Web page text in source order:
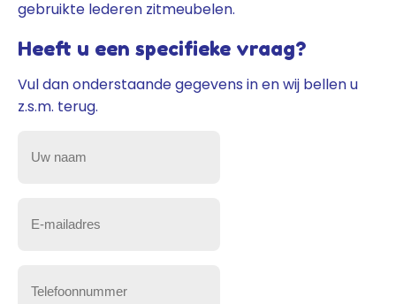
gebruikte lederen zitmeubelen.
Heeft u een specifieke vraag?
Vul dan onderstaande gegevens in en wij bellen u
z.s.m. terug.
Uw
Telefoonnummer